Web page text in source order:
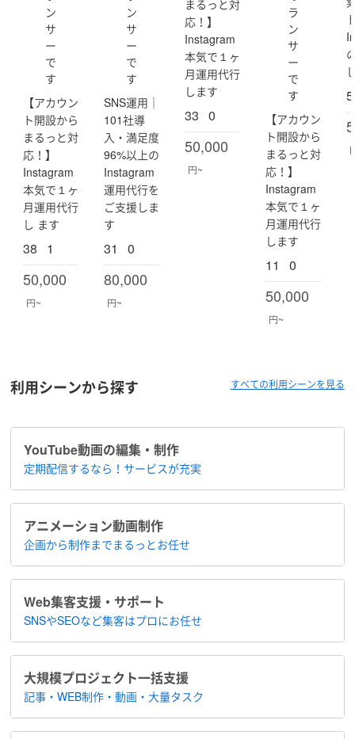
ン
サ
ー
で
す
【アカウン
ト開設から
まるっと対
応！】
Instagram
本気で１ヶ
月運用代行
し ます
38 1
50,000
円~
ン
サ
ー
で
す
s)
SNS運用｜
101社導
入・満足度
96%以上の
Instagram
運用代行を
ご支援しま
す
31 0
80,000
円~
まるっと対
応！】
Instagram
本気で１ヶ
月運用代行
します
33 0
50,000
円~
ラ
ン
サ
ー
で
す
7)
【アカウン
ト開設から
まるっと対
応！】
Instagram
本気で１ヶ
月運用代行
します
11 0
50,000
円~
5
利用シーンから探す すべての利用シーンを見る
YouTube動画の編集・制作
定期配信するなら！​サービスが充実
アニメーション​動画制作
企画から制作まで​まるっとお任せ
Web集客支援・サポート
SNSやSEOなど集客は​プロにお任せ
大規模プロジェクト​一括支援
記事・WEB制作・動画・大量タスク